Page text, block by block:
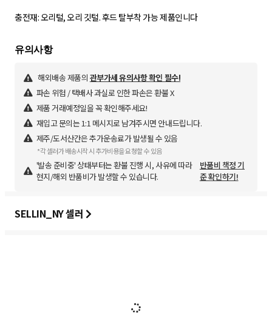
충전재: 오리털, 오리 깃털. 후드 탈부착 가능 제품인니다
유의사항
해외배송 제품의 관부가세 유의사항 확인 필수!
파손 위험 / 택배사 과실로 인한 파손은 환불 X
제품 거래예정일을 꼭 확인해주세요!
재입고 문의는 1:1 메시지로 남겨주시면 안내드립니다.
제주/도서산간은 추가운송료가 발생될 수 있음
*각 셀러가 배송시작 시 추가비용을 요청할 수 있음
'발송 준비중' 상태부터는 환불 진행 시, 사유에 따라
현지/해외 반품비가 발생할 수 있습니다.
반품비 책정 기
준 확인하기!
SELLIN_NY 셀러